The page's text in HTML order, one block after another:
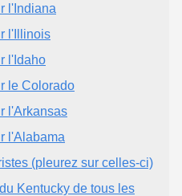
l'Indiana
l'Illinois
l'Idaho
le Colorado
l'Arkansas
l'Alabama
(pleurez sur celles-ci)
Kentucky de tous les